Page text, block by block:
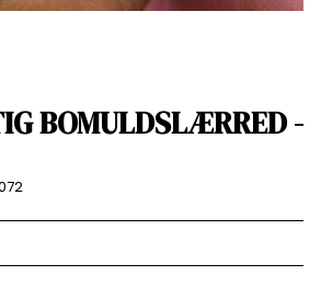
BOMULDSLÆRRED -